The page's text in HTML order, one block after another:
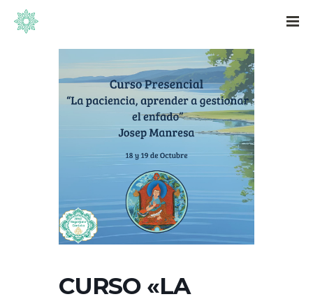
CURSO «LA